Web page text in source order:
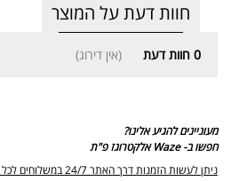
חוות דעת על המוצר
0 חוות דעת (אין דירוג)
מעוניינים להגיע אלינו?
חפשו ב- Waze אלקטרוגז פ"ת
ניתן לעשות הזמנות דרך האתר 24/7 במשלוחים לכל הארץ